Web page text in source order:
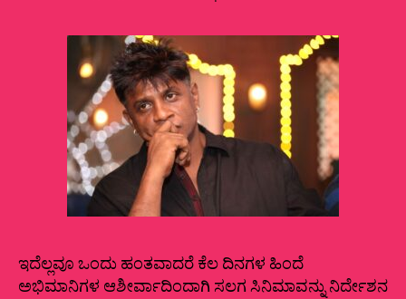
ಇದೆಲ್ಲವೂ ಒಂದು ಹಂತವಾದರೆ ಕೆಲ ದಿನಗಳ ಹಿಂದೆ
ಅಭಿಮಾನಿಗಳ ಆಶೀರ್ವಾದಿಂದಾಗಿ ಸಲಗ ಸಿನಿಮಾವನ್ನು ನಿರ್ದೇಶನ